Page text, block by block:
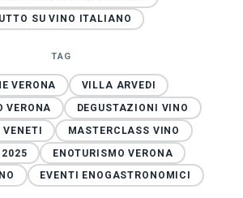
SU VINO ITALIANO
TAG
VERONA
VILLA ARVEDI
VERONA
DEGUSTAZIONI VINO
MASTERCLASS VINO
2025
ENOTURISMO VERONA
EVENTI ENOGASTRONOMICI